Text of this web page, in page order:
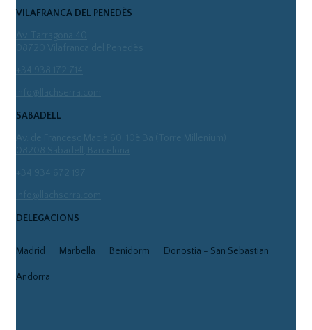
VILAFRANCA DEL PENEDÈS
info@llachserra.com
SABADELL
Av. de Francesc Macià 60, 10è 3a (Torre Millenium)
info@llachserra.com
DELEGACIONS
Madrid Marbella Benidorm Donostia - San Sebastian
Andorra